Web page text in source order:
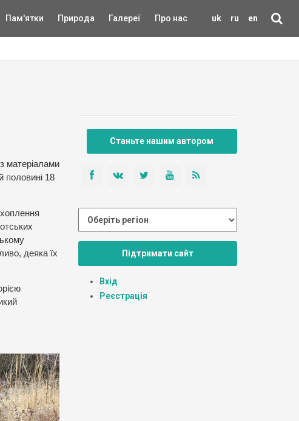
uk ru en
Пам'ятки Природа Галереї Про нас
матеріалами
половині 18
деяка їх
Станьте нашим автором
Підтримати сайт
Вхід
Реєстрація